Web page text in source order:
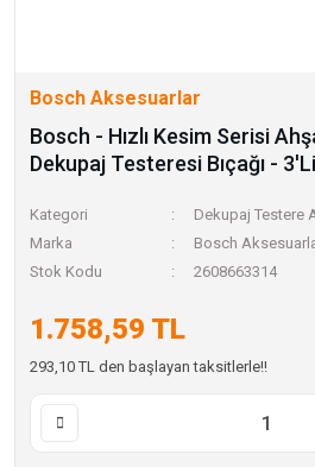
Bosch Aksesuarlar
Bosch - Hızlı Kesim Serisi
Dekupaj Testeresi Bıçağı -
Kategori
Dekupaj Testere
Marka
Bosch
Stok Kodu
2608663314
1.758,59 TL
293,10 TL den başlayan taksitlerle!!